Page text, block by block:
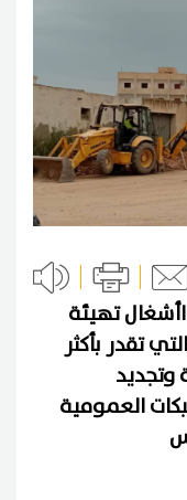
15 ماي، اأشغال تهيئة
تقدر بأكثر
وتجديد
العمومية